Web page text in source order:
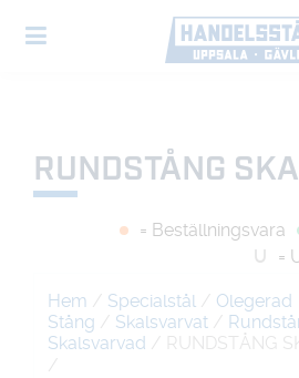
RUNDSTÅNG
= Beställningsvara
U
=
Hem / Specialstål / Olegerad
Stång / Skalsvarvat /
Skalsvarvad / RUNDSTÅNG
/